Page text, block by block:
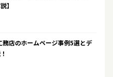
】
務店のホームページ事例5選とデ